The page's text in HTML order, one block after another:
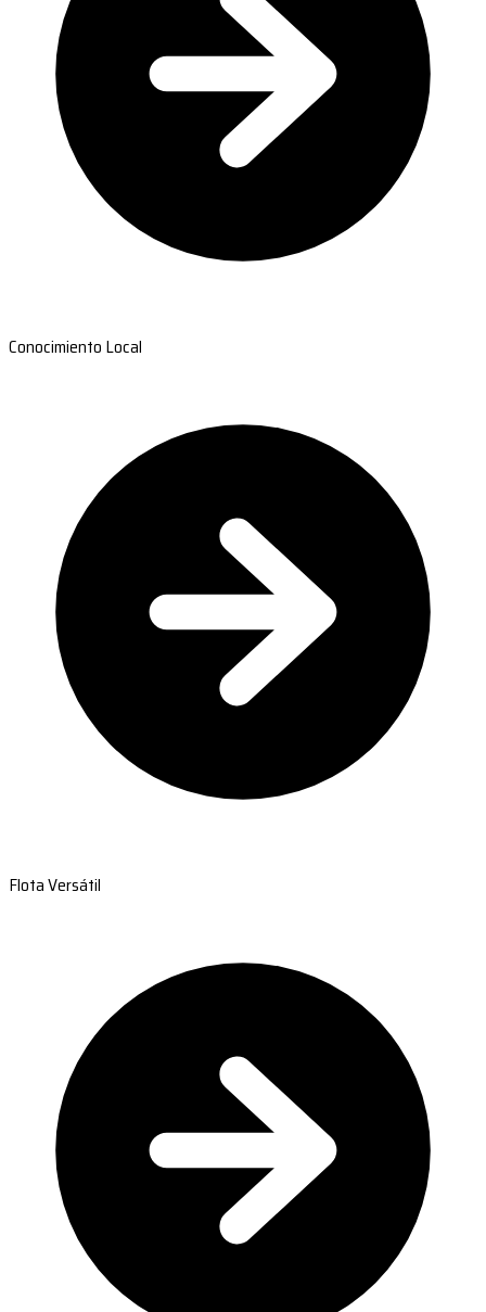
Conocimiento Local
Flota Versátil